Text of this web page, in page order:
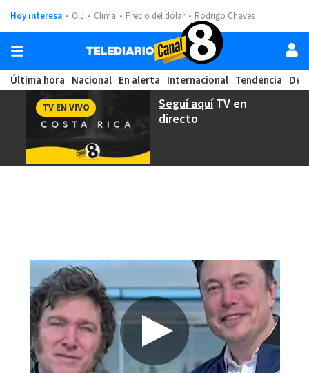
Hoy interesa OIJ Clima Precio del dólar Rodrigo Chaves
Última hora Nacional En alerta Internacional Tendencia
Seguí aquíTV en
directo
TV EN VIVO